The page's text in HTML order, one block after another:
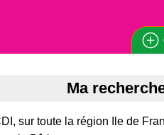
Ma
sur toute la région Ile de